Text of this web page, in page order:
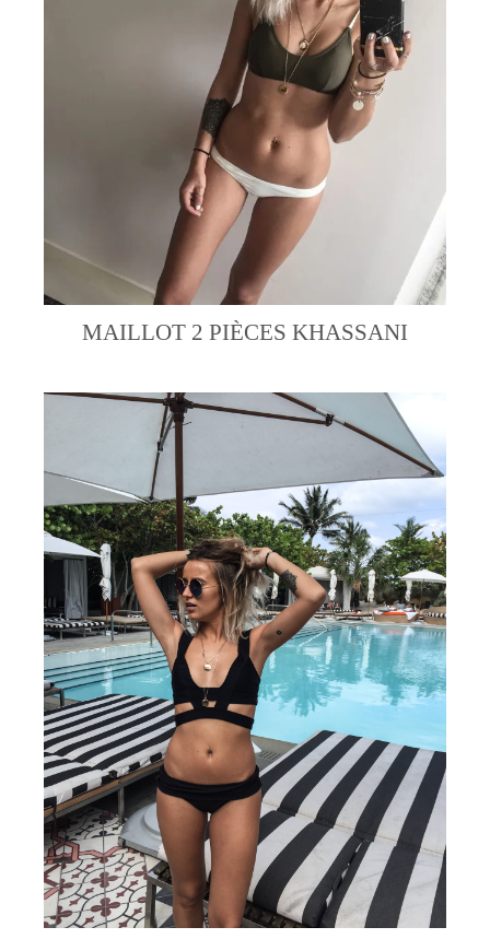
MAILLOT 2 PIÈCES KHASSANI